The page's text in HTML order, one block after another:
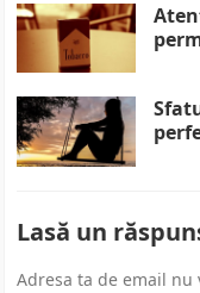
Lasă un
Adresa ta de email nu